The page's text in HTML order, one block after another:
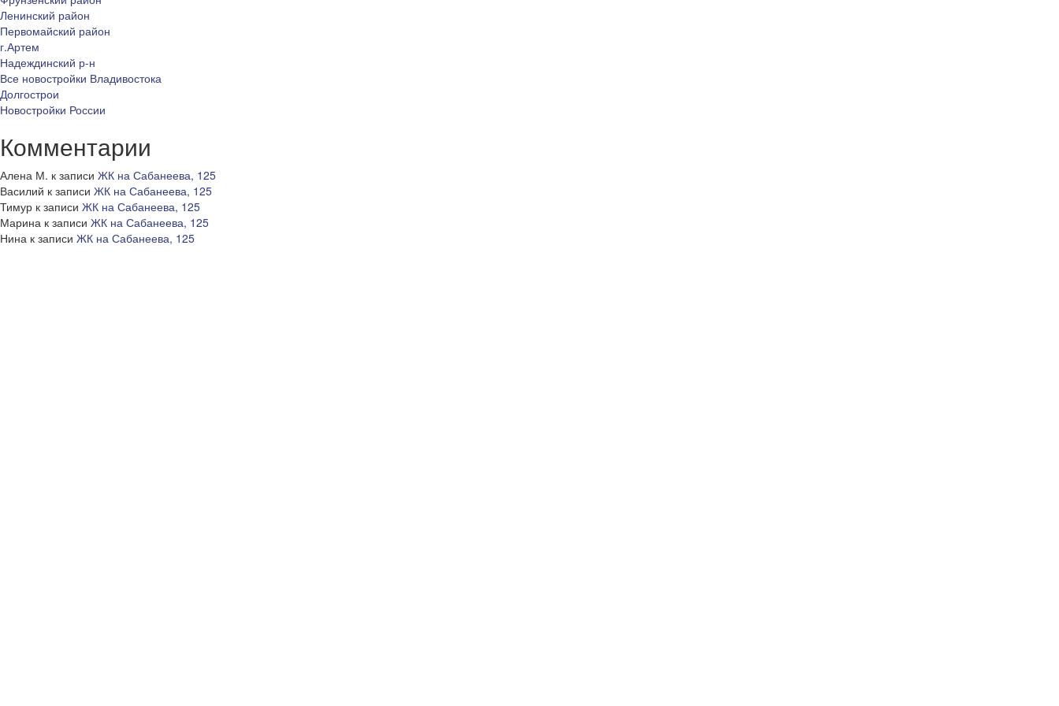
Ленинский район
Первомайский район
г.Артем
Надеждинский р-н
Все новостройки Владивостока
Долгострои
Новостройки России
Комментарии
Алена М. к записи ЖК на Сабанеева, 125
Василий к записи ЖК на Сабанеева, 125
Тимур к записи ЖК на Сабанеева, 125
Марина к записи ЖК на Сабанеева, 125
Нина к записи ЖК на Сабанеева, 125